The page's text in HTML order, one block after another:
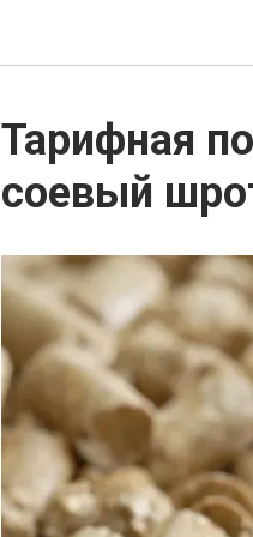
Тарифная
соевый